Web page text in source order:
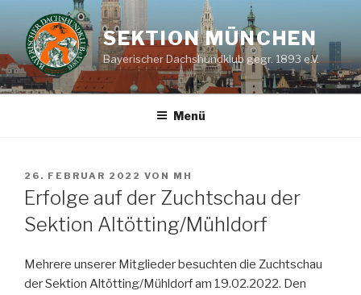
Inhalt
springen
SEKTION MÜNCHEN
Bayerischer Dachshundklub gegr. 1893 e.V.
Menü
VERÖFFENTLICHT
AM
26. FEBRUAR 2022 VON MH
Erfolge auf der Zuchtschau der
Sektion Altötting/Mühldorf
Mehrere unserer Mitglieder besuchten die Zuchtschau
der Sektion Altötting/Mühldorf am 19.02.2022. Den